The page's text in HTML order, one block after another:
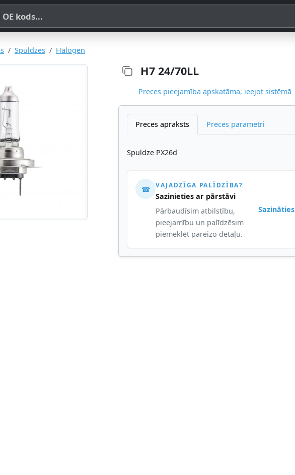
SKU vai OE koda
Spuldzes Halogen
H7 24/70LL
Preces pieejamība apskatāma, ieejot sistēmā
Preces apraksts Preces parametri
Spuldze PX26d
☎ VAJADZĪGA PALĪDZĪBA?
Sazinieties ar pārstāvi
Pārbaudīsim atbilstību,
pieejamību un palīdzēsim
piemeklēt pareizo detaļu.
Sazināties